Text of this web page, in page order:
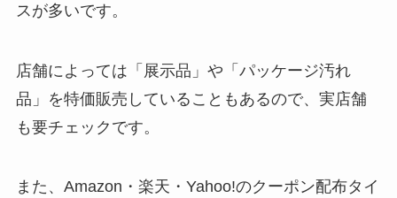
スが多いです。
店舗によっては「展示品」や「パッケージ汚れ
品」を特価販売していることもあるので、実店舗
も要チェックです。
また、Amazon・楽天・Yahoo!のクーポン配布タイ